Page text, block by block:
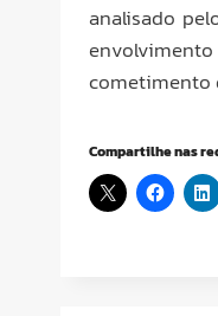
analisado
cometimento
Compartilhe nas